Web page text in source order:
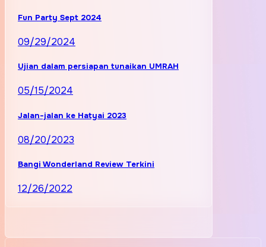
Fun Party Sept 2024
09/29/2024
Ujian dalam persiapan tunaikan UMRAH
05/15/2024
Jalan-jalan ke Hatyai 2023
08/20/2023
Bangi Wonderland Review Terkini
12/26/2022